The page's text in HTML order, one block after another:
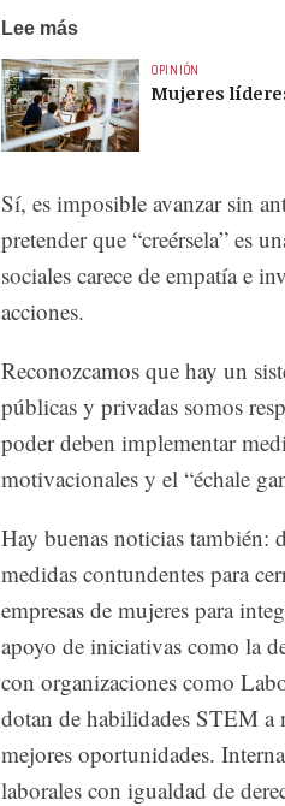
Lee más
OPINIÓN
Mujeres
Sí, es imposible avanzar sin
pretender que “creérsela” es
sociales carece de empatía e
acciones.
Reconozcamos que hay un
públicas y privadas somos
poder deben implementar
motivacionales y el “échale
Hay buenas noticias también:
medidas contundentes para
empresas de mujeres para
apoyo de iniciativas como la
con organizaciones como
dotan de habilidades STEM a
mejores oportunidades.
laborales con igualdad de